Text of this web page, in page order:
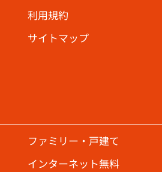
利用規約
サイトマップ
ファミリー・戸建て
インターネット無料